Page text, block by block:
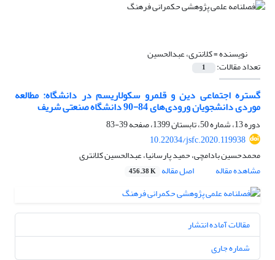
نویسنده =کلانتری، عبدالحسین
تعداد مقالات: 1
گستره اجتماعی دین و قلمرو سکولاریسم در دانشگاه: مطالعه
موردی دانشجویان ورودی‌های 84-90 دانشگاه صنعتی شریف
دوره 13، شماره 50، تابستان 1399، صفحه
39-83
10.22034/jsfc.2020.119938
محمدحسین بادامچی، حمید پارسانیا، عبدالحسین کلانتری
مشاهده مقاله
اصل مقاله 456.38 K
مقالات آماده انتشار
شماره جاری